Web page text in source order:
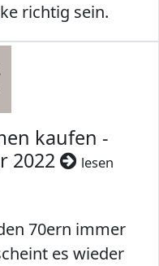
richtig sein.
kaufen -
2022
lesen
70ern immer
es wieder